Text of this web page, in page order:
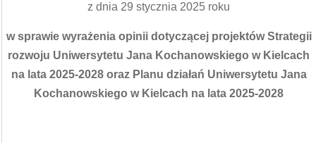
z dnia 29 stycznia 2025 roku
w sprawie wyrażenia opinii dotyczącej projektów Strategii
rozwoju Uniwersytetu Jana Kochanowskiego w Kielcach
na lata 2025-2028 oraz Planu działań Uniwersytetu Jana
Kochanowskiego w Kielcach na lata 2025-2028